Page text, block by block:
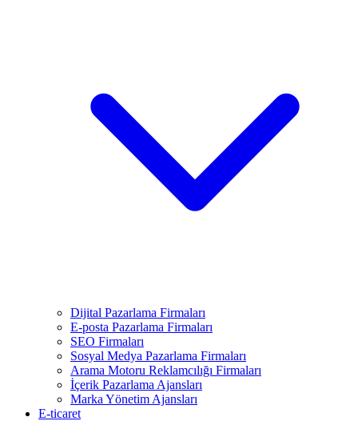
Dijital Pazarlama Firmaları
E-posta Pazarlama Firmaları
SEO Firmaları
Sosyal Medya Pazarlama Firmaları
Arama Motoru Reklamcılığı Firmaları
İçerik Pazarlama Ajansları
Marka Yönetim Ajansları
E-ticaret